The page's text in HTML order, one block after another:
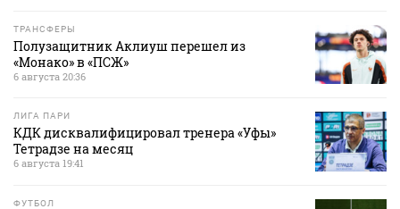
ТРАНСФЕРЫ
Полузащитник Аклиуш перешел из
«Монако» в «ПСЖ»
6 августа 20:36
ЛИГА ПАРИ
КДК дисквалифицировал тренера «Уфы»
Тетрадзе на месяц
6 августа 19:41
ФУТБОЛ